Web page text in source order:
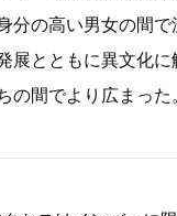
分の高い男女の間で
展とともに異文化に
の間でより広まった